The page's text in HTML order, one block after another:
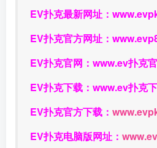
EV扑克最新网址：
EV扑克官方网址：
EV扑克官网： www.ev扑克
EV扑克下载： www.ev扑克
EV扑克官方下载：
EV扑克电脑版网址：